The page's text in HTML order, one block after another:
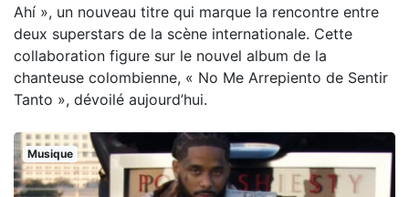
Ahí », un nouveau titre qui marque la rencontre entre
deux superstars de la scène internationale. Cette
collaboration figure sur le nouvel album de la
chanteuse colombienne, « No Me Arrepiento de Sentir
Tanto », dévoilé aujourd’hui.
Musique